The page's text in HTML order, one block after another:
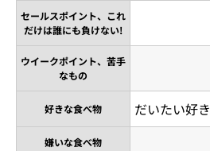
セールスポイント、これ
だけは誰にも負けない!
ウイークポイント、苦手
なもの
好きな食べ物 だいたい好き
嫌いな食べ物